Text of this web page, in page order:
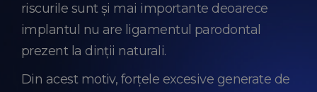
riscurile sunt și mai importante deoarece
implantul nu are ligamentul parodontal
prezent la dinții naturali.
Din acest motiv, forțele excesive generate de